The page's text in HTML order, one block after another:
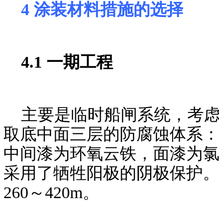
4 涂装材料措施的选择
4.1 一期工程
主要是临时船闸系统，考
取底中面三层的防腐蚀体系
中间漆为环氧云铁，面漆为
采用了牺牲阳极的阴极保护
260～420m。